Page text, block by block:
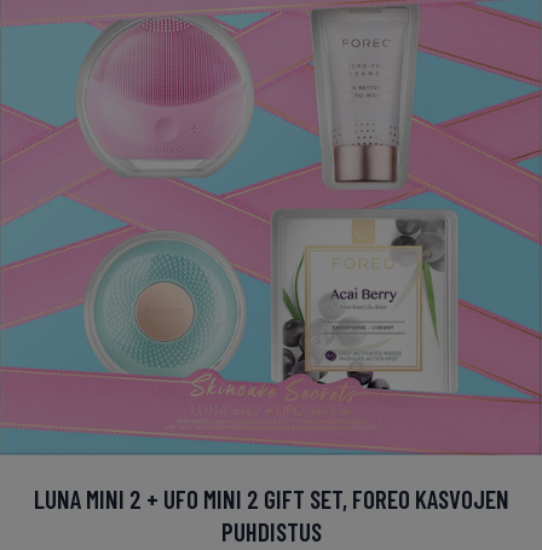
LUNA MINI 2 + UFO MINI 2 GIFT SET, FOREO KASVOJEN
PUHDISTUS